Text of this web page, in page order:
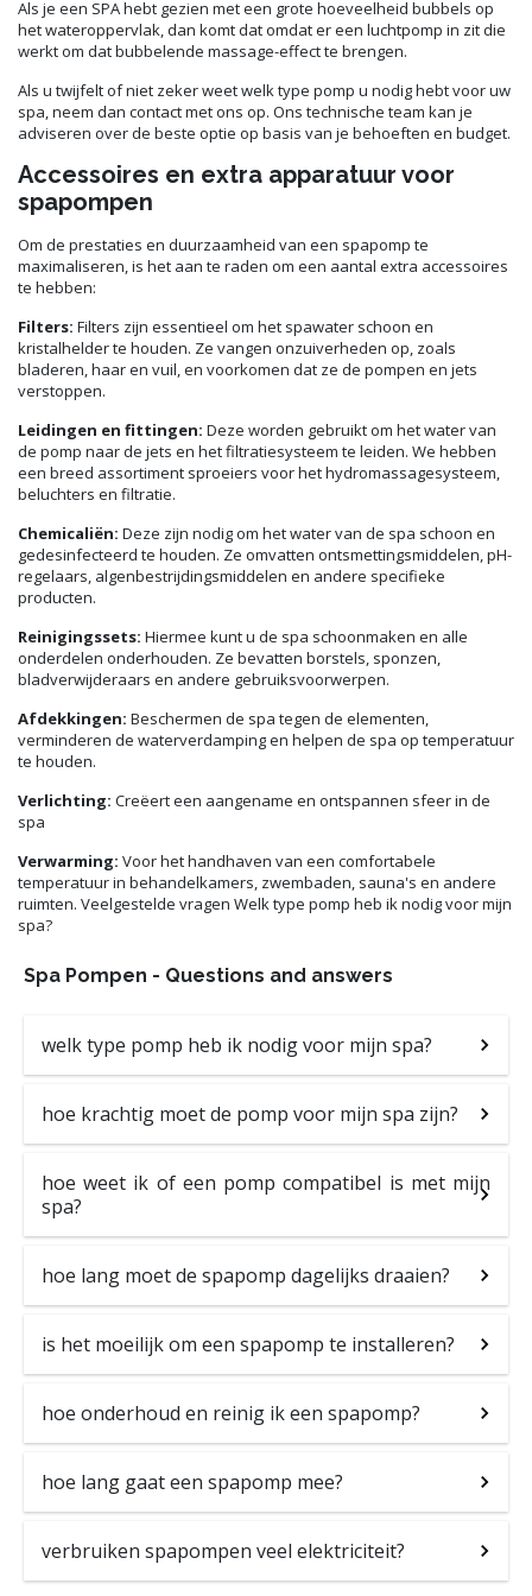
Als je een SPA hebt gezien met een grote hoeveelheid bubbels op
het wateroppervlak, dan komt dat omdat er een luchtpomp in zit die
werkt om dat bubbelende massage-effect te brengen.
Als u twijfelt of niet zeker weet welk type pomp u nodig hebt voor uw
spa, neem dan contact met ons op. Ons technische team kan je
adviseren over de beste optie op basis van je behoeften en budget.
Accessoires en extra apparatuur voor
spapompen
Om de prestaties en duurzaamheid van een spapomp te
maximaliseren, is het aan te raden om een aantal extra accessoires
te hebben:
Filters: Filters zijn essentieel om het spawater schoon en
kristalhelder te houden. Ze vangen onzuiverheden op, zoals
bladeren, haar en vuil, en voorkomen dat ze de pompen en jets
verstoppen.
Leidingen en fittingen: Deze worden gebruikt om het water van
de pomp naar de jets en het filtratiesysteem te leiden. We hebben
een breed assortiment sproeiers voor het hydromassagesysteem,
beluchters en filtratie.
Chemicaliën: Deze zijn nodig om het water van de spa schoon en
gedesinfecteerd te houden. Ze omvatten ontsmettingsmiddelen, pH-
regelaars, algenbestrijdingsmiddelen en andere specifieke
producten.
Reinigingssets: Hiermee kunt u de spa schoonmaken en alle
onderdelen onderhouden. Ze bevatten borstels, sponzen,
bladverwijderaars en andere gebruiksvoorwerpen.
Afdekkingen: Beschermen de spa tegen de elementen,
verminderen de waterverdamping en helpen de spa op temperatuur
te houden.
Verlichting: Creëert een aangename en ontspannen sfeer in de
spa
Verwarming: Voor het handhaven van een comfortabele
temperatuur in behandelkamers, zwembaden, sauna's en andere
ruimten. Veelgestelde vragen Welk type pomp heb ik nodig voor mijn
spa?
Spa Pompen - Questions and answers
welk type pomp heb ik nodig voor mijn spa?
hoe krachtig moet de pomp voor mijn spa zijn?
hoe weet ik of een pomp compatibel is met mijn
spa?
hoe lang moet de spapomp dagelijks draaien?
is het moeilijk om een spapomp te installeren?
hoe onderhoud en reinig ik een spapomp?
hoe lang gaat een spapomp mee?
verbruiken spapompen veel elektriciteit?